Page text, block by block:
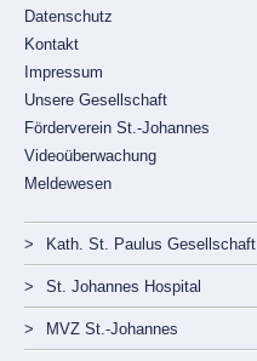
Navigation
überspringen
Datenschutz
Kontakt
Impressum
Unsere Gesellschaft
Förderverein St.-Johannes
Videoüberwachung
Meldewesen
überspringen
Kath. St. Paulus Gesellschaft
St. Johannes Hospital
MVZ St.-Johannes